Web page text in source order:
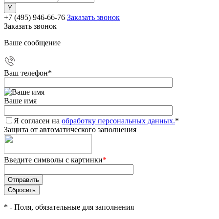
+7 (495) 946-66-76 Заказать звонок
Заказать звонок
Ваше сообщение
Ваш телефон*
Ваше имя
Я согласен на обработку персональных данных.*
Защита от автоматического заполнения
Введите символы с картинки*
* - Поля, обязательные для заполнения